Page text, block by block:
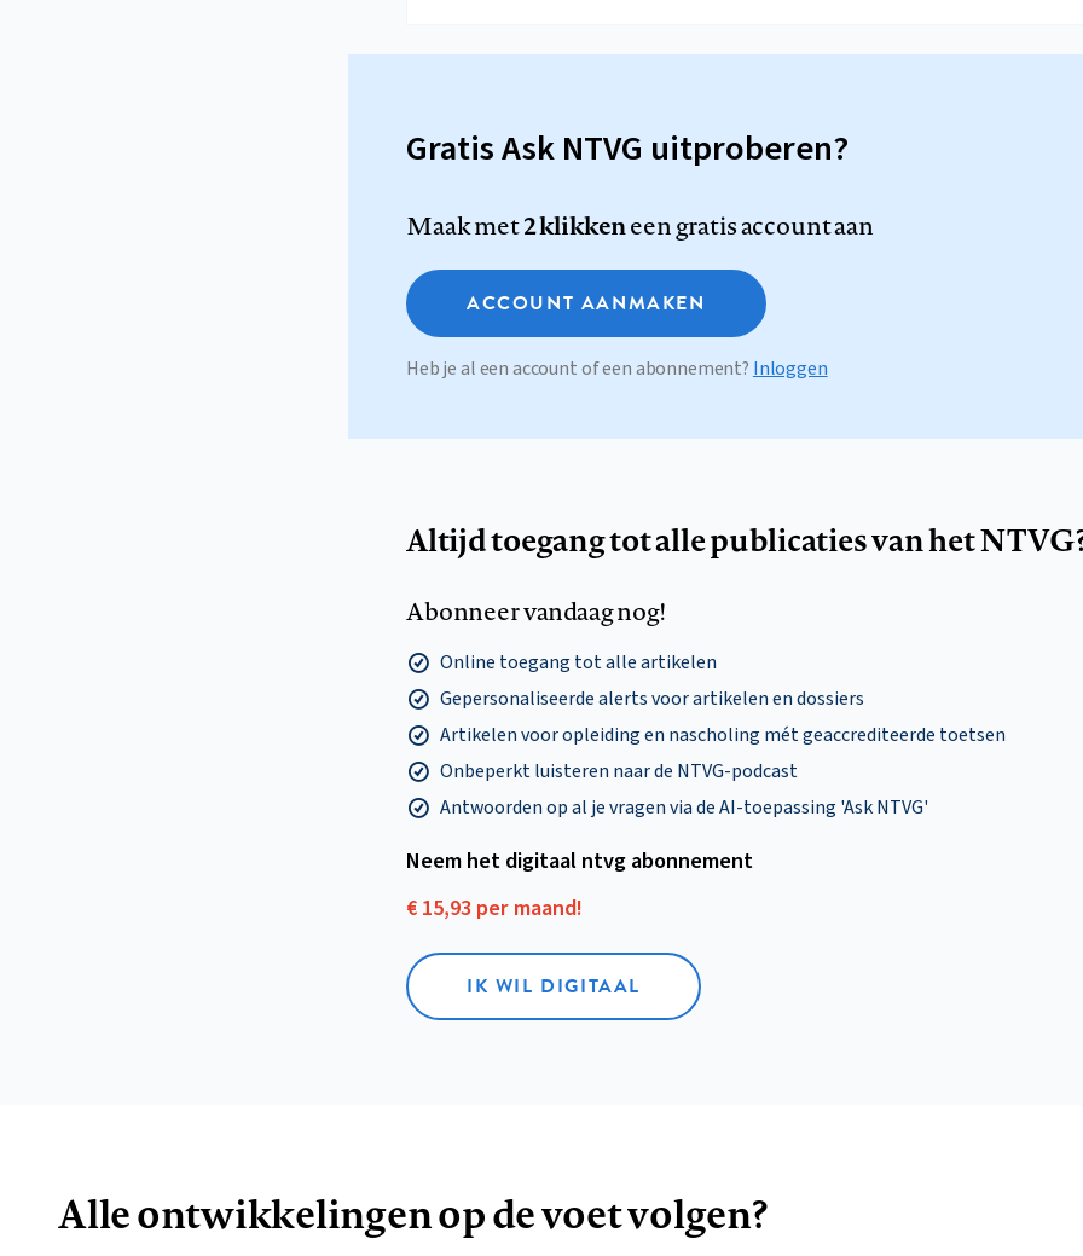
Gratis Ask NTVG uitproberen?
Maak met2 klikkeneen gratis account aan
ACCOUNT AANMAKEN
Heb je al een account of een abonnement? Inloggen
Altijd toegang tot alle publicaties van het
Abonneer vandaag nog!
Online toegang tot alle artikelen
Gepersonaliseerde alerts voor artikelen en dossiers
Artikelen voor opleiding en nascholing mét geaccrediteerde toetsen
Onbeperkt luisteren naar de NTVG-podcast
Antwoorden op al je vragen via de AI-toepassing 'Ask NTVG'
Neem het digitaal ntvg abonnement
€ 15,93 per maand!
IK WIL DIGITAAL
Alle ontwikkelingen op de voet volgen?